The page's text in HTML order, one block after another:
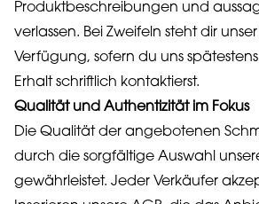
Produktbeschreibungen und
verlassen. Bei Zweifeln steht dir
Verfügung, sofern du uns
Erhalt schriftlich kontaktierst.
Qualität und Authentizität im Fokus
Die Qualität der angebotenen
durch die sorgfältige Auswahl
gewährleistet. Jeder Verkäufer